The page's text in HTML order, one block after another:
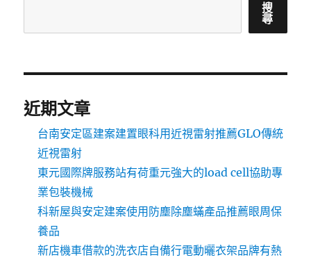
搜
尋
近期文章
台南安定區建案建置眼科用近視雷射推薦GLO傳統
近視雷射
東元國際牌服務站有荷重元強大的load cell協助專
業包裝機械
科新屋與安定建案使用防塵除塵蟎產品推薦眼周保
養品
新店機車借款的洗衣店自備行電動曬衣架品牌有熱